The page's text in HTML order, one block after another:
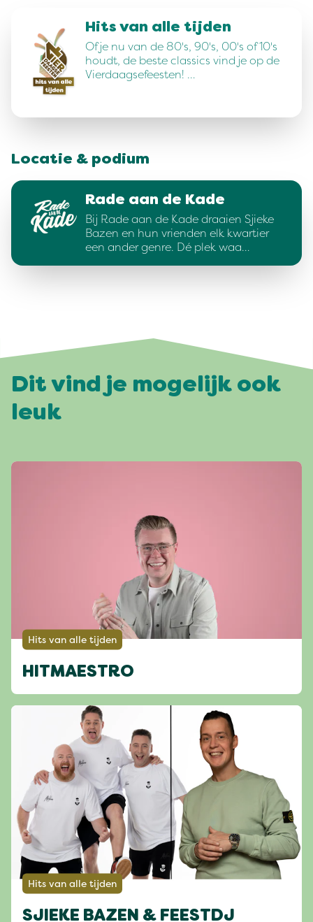
Hits van alle tijden
Of je nu van de 80's, 90's, 00's of 10's
houdt, de beste classics vind je op de
Vierdaagsefeesten! …
Locatie & podium
Rade aan de Kade
Bij Rade aan de Kade draaien Sjieke
Bazen en hun vrienden elk kwartier
een ander genre. Dé plek waa…
Dit vind je mogelijk ook
leuk
Hits van alle tijden
HITMAESTRO
Hits van alle tijden
SJIEKE BAZEN & FEESTDJ